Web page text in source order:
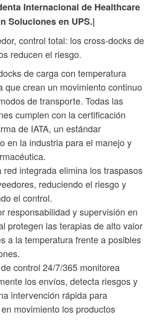
Internacional de Healthcare
Soluciones en UPS.|
control total: los cross-docks de
reducen el riesgo.
de carga con temperatura
que crean un movimiento continuo
de transporte. Todas las
cumplen con la certificación
de IATA, un estándar
en la industria para el manejo y
red integrada elimina los traspasos
reduciendo el riesgo y
el control.
responsabilidad y supervisión en
protegen las terapias de alto valor
a la temperatura frente a posibles
control 24/7/365 monitorea
los envíos, detecta riesgos y
intervención rápida para
movimiento los productos